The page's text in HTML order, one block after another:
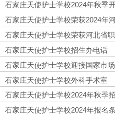
石家庄天使护士学校2024年秋季
石家庄天使护士学校荣获2024年
奖
石家庄天使护士学校荣获河北省
石家庄天使护士学校招生办电话
石家庄天使护士学校迎接国家市
石家庄天使护士学校外科手术室
石家庄天使护士学校2024年秋季
石家庄天使护士学校2024年报名